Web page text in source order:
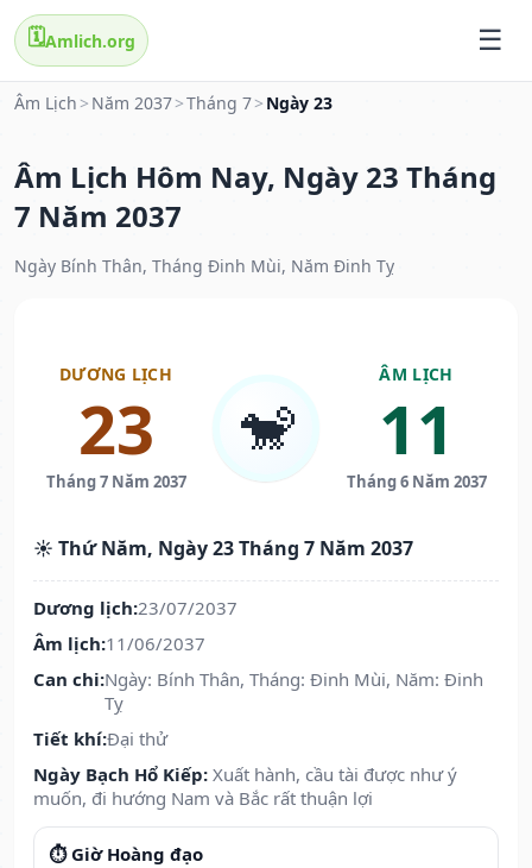
🗓️Amlich.org
Âm Lịch > Năm 2037>Tháng 7> Ngày 23
Âm Lịch Hôm Nay, Ngày 23 Tháng
7 Năm 2037
Ngày Bính Thân, Tháng Đinh Mùi, Năm Đinh Tỵ
DƯƠNG LỊCH
23
Tháng 7 Năm 2037
🐒
ÂM LỊCH
11
Tháng 6 Năm 2037
☀️ Thứ Năm, Ngày 23 Tháng 7 Năm 2037
Dương lịch:23/07/2037
Âm lịch:11/06/2037
Can chi:Ngày: Bính Thân, Tháng: Đinh Mùi, Năm: Đinh
Tỵ
Tiết khí:Đại thử
Ngày Bạch Hổ Kiếp: Xuất hành, cầu tài được như ý
muốn, đi hướng Nam và Bắc rất thuận lợi
⏱️ Giờ Hoàng đạo